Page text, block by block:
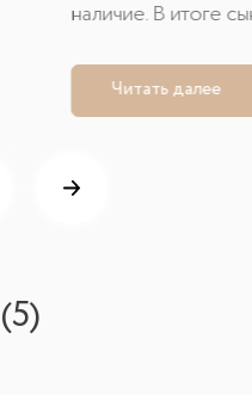
наличие. В итоге
водить друз......
Читать далее
(5)